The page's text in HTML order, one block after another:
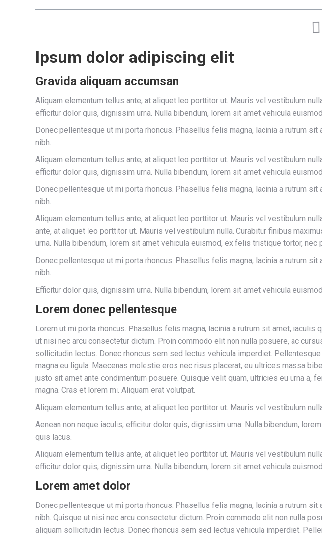
Ipsum dolor adipiscing elit
Gravida aliquam accumsan
Aliquam elementum tellus ante, at aliquet leo porttitor ut. Mauris vel vestibulum
efficitur dolor quis, dignissim urna. Nulla bibendum, lorem sit amet vehicula
Donec pellentesque ut mi porta rhoncus. Phasellus felis magna, lacinia a rutrum
nibh.
Aliquam elementum tellus ante, at aliquet leo porttitor ut. Mauris vel vestibulum
efficitur dolor quis, dignissim urna. Nulla bibendum, lorem sit amet vehicula
Donec pellentesque ut mi porta rhoncus. Phasellus felis magna, lacinia a rutrum
nibh.
Aliquam elementum tellus ante, at aliquet leo porttitor ut. Mauris vel vestibulum
ante, at aliquet leo porttitor ut. Mauris vel vestibulum nulla. Curabitur finibus
urna. Nulla bibendum, lorem sit amet vehicula euismod, ex felis tristique tortor,
Donec pellentesque ut mi porta rhoncus. Phasellus felis magna, lacinia a rutrum
nibh.
Efficitur dolor quis, dignissim urna. Nulla bibendum, lorem sit amet vehicula
Lorem donec pellentesque
Lorem ut mi porta rhoncus. Phasellus felis magna, lacinia a rutrum sit amet,
ut nisi nec arcu consectetur dictum. Proin commodo elit non nulla posuere, ac
sollicitudin lectus. Donec rhoncus sem sed lectus vehicula imperdiet.
magna eu ligula. Maecenas molestie eros nec risus placerat, eu ultrices massa
justo sit amet ante condimentum posuere. Quisque velit quam, ultricies eu urna
magna. Cras et lorem mi. Aliquam erat volutpat.
Aliquam elementum tellus ante, at aliquet leo porttitor ut. Mauris vel vestibulum
Aenean non neque iaculis, efficitur dolor quis, dignissim urna. Nulla bibendum,
quis lacus.
Aliquam elementum tellus ante, at aliquet leo porttitor ut. Mauris vel vestibulum
efficitur dolor quis, dignissim urna. Nulla bibendum, lorem sit amet vehicula
Lorem amet dolor
Donec pellentesque ut mi porta rhoncus. Phasellus felis magna, lacinia a rutrum
nibh. Quisque ut nisi nec arcu consectetur dictum. Proin commodo elit non nulla
aliquam sollicitudin lectus. Donec rhoncus sem sed lectus vehicula imperdiet.